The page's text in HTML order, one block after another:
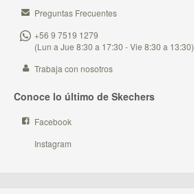
Preguntas Frecuentes
+56 9 7519 1279
(Lun a Jue 8:30 a 17:30 - Vie 8:30 a 13:30)
Trabaja con nosotros
Conoce lo último de Skechers
Facebook
Instagram